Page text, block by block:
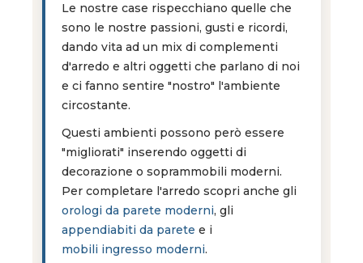
Le nostre case rispecchiano quelle che
sono le nostre passioni, gusti e ricordi,
dando vita ad un mix di complementi
d'arredo e altri oggetti che parlano di noi
e ci fanno sentire "nostro" l'ambiente
circostante.
Questi ambienti possono però essere
"migliorati" inserendo oggetti di
decorazione o soprammobili moderni.
Per completare l'arredo scopri anche gli
orologi da parete moderni, gli
appendiabiti da parete e i
mobili ingresso moderni.